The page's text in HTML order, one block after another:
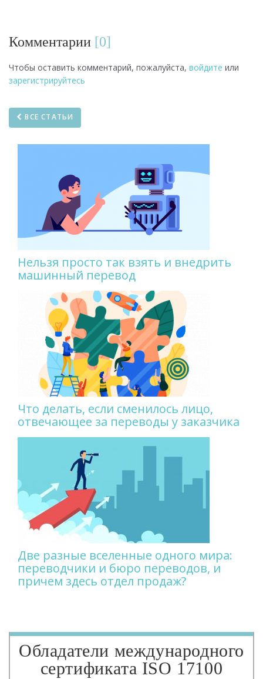
Комментарии 0
Чтобы оставить комментарий, пожалуйста, войдите или
зарегистрируйтесь
ВСЕ СТАТЬИ
Нельзя просто так взять и внедрить
машинный перевод
Что делать, если сменилось лицо,
отвечающее за переводы у заказчика
Две разные вселенные одного мира:
переводчики и бюро переводов, и
причем здесь отдел продаж?
Обладатели международного
сертификата ISO 17100